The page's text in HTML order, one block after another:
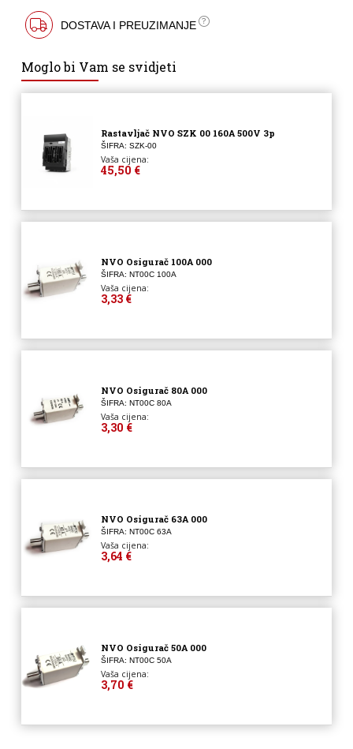
DOSTAVA I PREUZIMANJE
Moglo bi Vam se svidjeti
Rastavljač NVO SZK 00 160A 500V 3p
ŠIFRA: SZK-00
Vaša cijena:
45,50 €
NVO Osigurač 100A 000
ŠIFRA: NT00C 100A
Vaša cijena:
3,33 €
NVO Osigurač 80A 000
ŠIFRA: NT00C 80A
Vaša cijena:
3,30 €
NVO Osigurač 63A 000
ŠIFRA: NT00C 63A
Vaša cijena:
3,64 €
NVO Osigurač 50A 000
ŠIFRA: NT00C 50A
Vaša cijena:
3,70 €